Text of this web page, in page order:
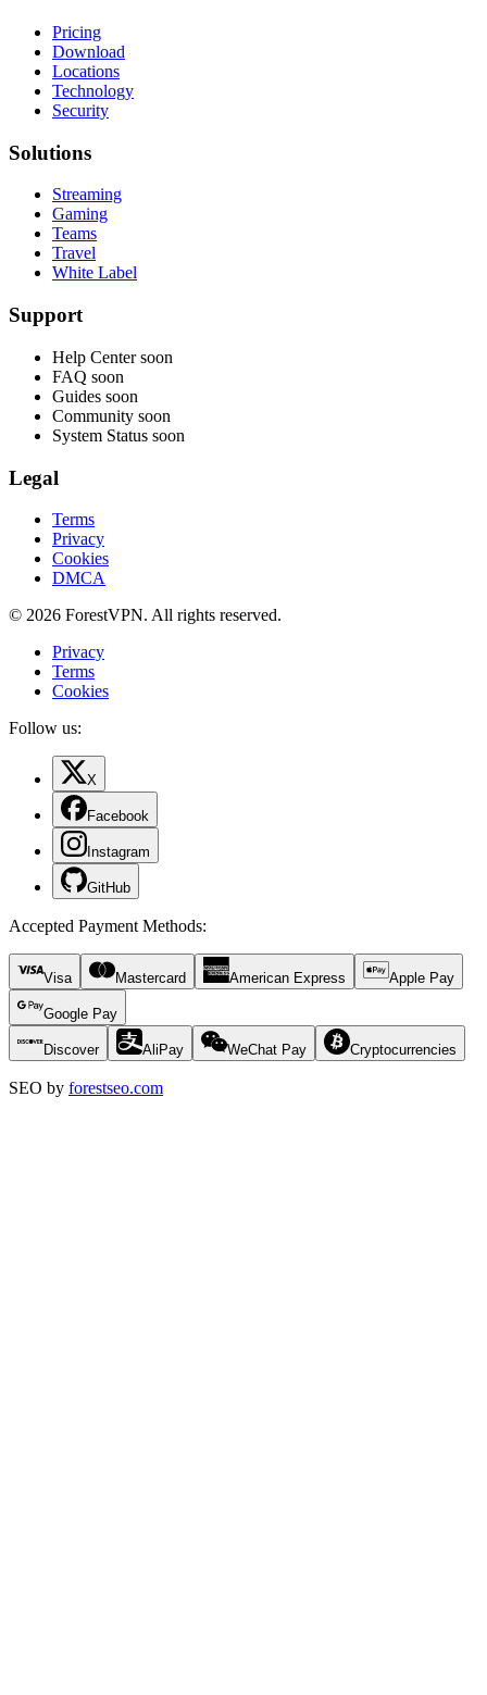
Pricing
Download
Locations
Technology
Security
Solutions
Streaming
Gaming
Teams
Travel
White Label
Support
Help Center soon
FAQ soon
Guides soon
Community soon
System Status soon
Legal
Terms
Privacy
Cookies
DMCA
© 2026 ForestVPN. All rights reserved.
Privacy
Terms
Cookies
Follow us:
X
Facebook
Instagram
GitHub
Accepted Payment Methods:
Visa Mastercard American Express Apple Pay
Google Pay
Discover AliPay WeChat Pay Cryptocurrencies
SEO by forestseo.com